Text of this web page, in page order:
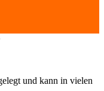
und kann in vielen